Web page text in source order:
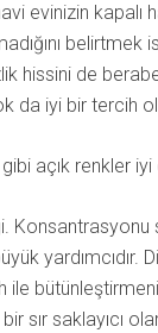
evinizin kapalı
belirtmek
hissini de
da iyi bir tercih
açık renkler
ile
sır saklayıcı